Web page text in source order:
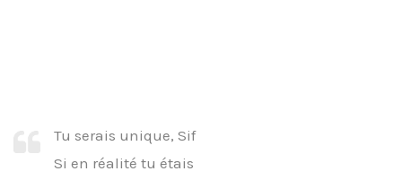
Tu serais unique, Sif
Si en réalité tu étais